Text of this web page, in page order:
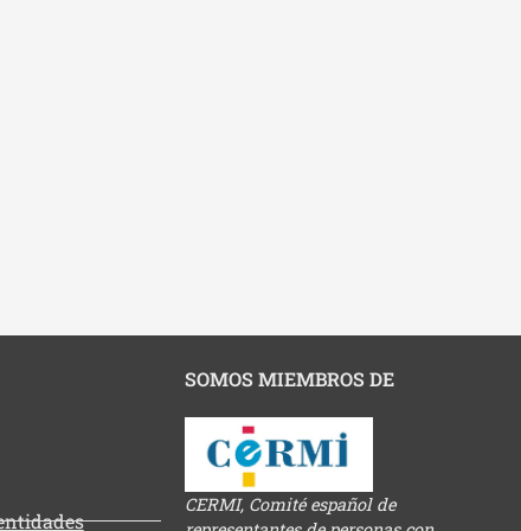
SOMOS MIEMBROS DE
CERMI, Comité español de